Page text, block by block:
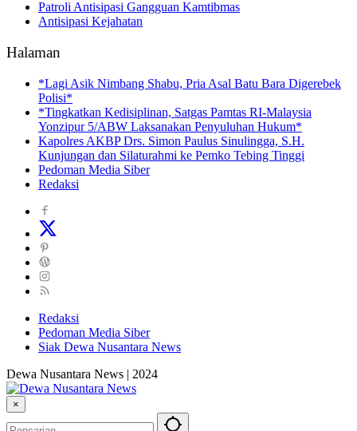
Patroli Antisipasi Gangguan Kamtibmas
Antisipasi Kejahatan
Halaman
*Lagi Asik Nimbang Shabu, Pria Asal Batu Bara Digerebek
Polisi*
*Tingkatkan Kedisiplinan, Satgas Pamtas RI-Malaysia
Yonzipur 5/ABW Laksanakan Penyuluhan Hukum*
Kapolres AKBP Drs. Simon Paulus Sinulingga, S.H.
Kunjungan dan Silaturahmi ke Pemko Tebing Tinggi
Pedoman Media Siber
Redaksi
Redaksi
Pedoman Media Siber
Siak Dewa Nusantara News
Dewa Nusantara News | 2024
×